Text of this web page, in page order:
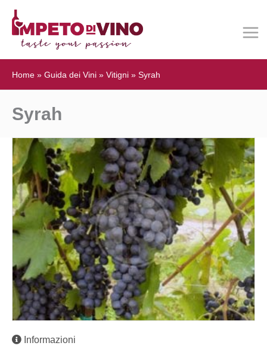
Home » Guida dei Vini » Vitigni » Syrah
Syrah
Informazioni